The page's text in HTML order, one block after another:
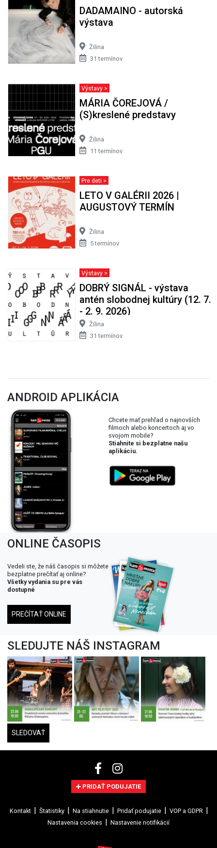
DADAMAINO - autorská
výstava
Žilina
31 termínov
Výstavy >
MÁRIA ČOREJOVÁ /
(S)kreslené predstavy
Žilina
11 termínov
Pre deti >
LETO V GALÉRII 2026 |
AUGUSTOVÝ TERMÍN
Žilina
5 termínov
Výstavy >
DOBRÝ SIGNÁL - výstava
antén slobodnej kultúry (12. 7.
- 2. 9. 2026)
Žilina
31 termínov
ANDROID APLIKÁCIA
Chcete mať prehľad o najnovších
filmoch alebo koncertoch aj vo
svojom mobile?
Stiahnite si bezplatne našu
aplikáciu.
ONLINE ČASOPIS
Vedeli ste, že náš časopis si môžete
bezplatne prečítať aj online?
Všetky vydania su pre vás
dostupné
PREČÍTAŤ ONLINE
SLEDUJTE NÁŠ INSTAGRAM
SLEDOVAŤ
PRIDAŤ PODUJATIE
Kontakt Štatistiky Na stiahnutie Pridať podujatie
VOP a GDPR
Nastavenia cookies
Nastavenie notifikácií